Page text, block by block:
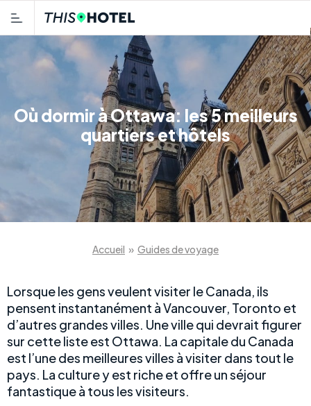
Où dormir à Ottawa: les 5 meilleurs
quartiers et hôtels
Accueil » Guides de voyage
Lorsque les gens veulent visiter le Canada, ils
pensent instantanément à Vancouver, Toronto et
d’autres grandes villes. Une ville qui devrait figurer
sur cette liste est Ottawa. La capitale du Canada
est l’une des meilleures villes à visiter dans tout le
pays. La culture y est riche et offre un séjour
fantastique à tous les visiteurs.